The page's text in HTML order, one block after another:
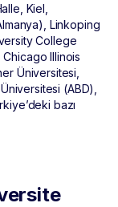
Kiel,
Linkoping
College
Illinois
Üniversitesi,
(ABD),
bazı